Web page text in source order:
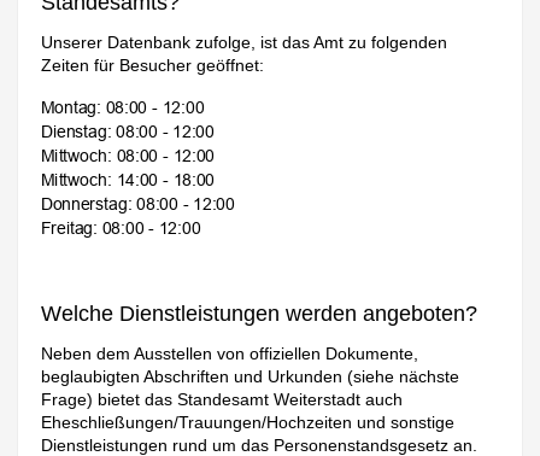
Unserer Datenbank zufolge, ist das Amt zu folgenden
Zeiten für Besucher geöffnet:
Welche Dienstleistungen werden angeboten?
Neben dem Ausstellen von offiziellen Dokumente,
beglaubigten Abschriften und Urkunden (siehe nächste
Frage) bietet das Standesamt Weiterstadt auch
Eheschließungen/Trauungen/Hochzeiten und sonstige
Dienstleistungen rund um das Personenstandsgesetz an.